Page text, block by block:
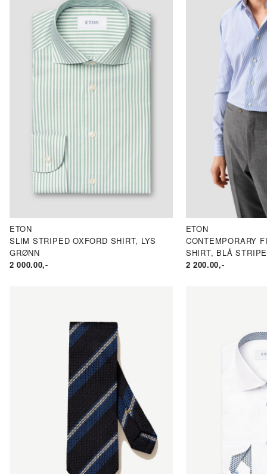
ETON
SLIM STRIPED OXFORD SHIRT, LYS
GRØNN
2 000.00,-
ETON
CONTEMPORARY
SHIRT, BLÅ
2 200.00,-